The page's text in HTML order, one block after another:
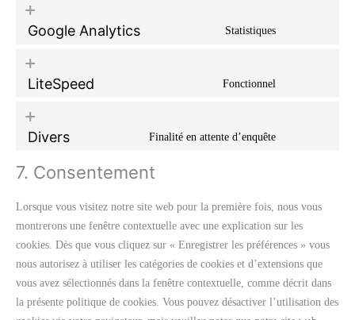
Google Analytics Statistiques
LiteSpeed Fonctionnel
Divers Finalité en attente d’enquête
7. Consentement
Lorsque vous visitez notre site web pour la première fois, nous vous
montrerons une fenêtre contextuelle avec une explication sur les
cookies. Dès que vous cliquez sur « Enregistrer les préférences » vous
nous autorisez à utiliser les catégories de cookies et d’extensions que
vous avez sélectionnés dans la fenêtre contextuelle, comme décrit dans
la présente politique de cookies. Vous pouvez désactiver l’utilisation des